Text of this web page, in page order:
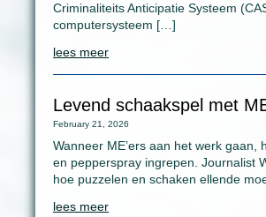
Criminaliteits Anticipatie Systeem
computersysteem […]
lees meer
Levend schaakspel met
February 21, 2026
Wanneer ME’ers aan het werk
en pepperspray ingrepen. Journalist
hoe puzzelen en schaken ellende
lees meer